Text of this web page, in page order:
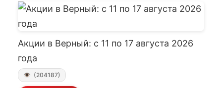
Акции в Верный: с 11 по 17 августа 2026
года
(204187)